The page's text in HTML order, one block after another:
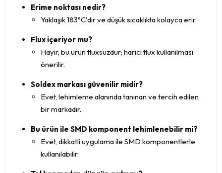
Erime noktası nedir?
Yaklaşık 183°C'dir ve düşük sıcaklıkta kolayca erir.
Flux içeriyor mu?
Hayır, bu ürün fluxsuzdur; harici flux kullanılması
önerilir.
Soldex markası güvenilir midir?
Evet, lehimleme alanında tanınan ve tercih edilen
bir markadır.
Bu ürün ile SMD komponent lehimlenebilir mi?
Evet, dikkatli uygulama ile SMD komponentlerle
kullanılabilir.